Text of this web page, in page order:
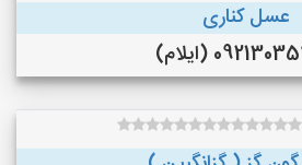
عسل کناری
(ایلام)